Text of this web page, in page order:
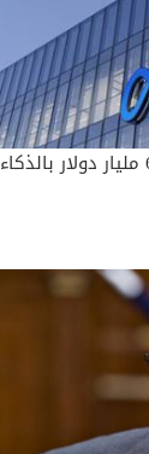
في عام 2025.. "ميتا" تعتزم إستثمار 65 مليار دولار بالذكاء